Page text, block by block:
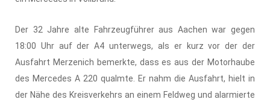
Der 32 Jahre alte Fahrzeugführer aus Aachen war gegen
18:00 Uhr auf der A4 unterwegs, als er kurz vor der der
Ausfahrt Merzenich bemerkte, dass es aus der Motorhaube
des Mercedes A 220 qualmte. Er nahm die Ausfahrt, hielt in
der Nähe des Kreisverkehrs an einem Feldweg und alarmierte